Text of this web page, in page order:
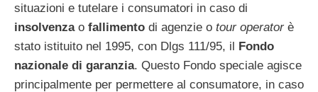
situazioni e tutelare i consumatori in caso di
insolvenzao fallimento di agenzie o tour operatorè
stato istituito nel 1995, con Dlgs 111/95, il Fondo
nazionale di garanzia. Questo Fondo speciale agisce
principalmente per permettere al consumatore, in caso